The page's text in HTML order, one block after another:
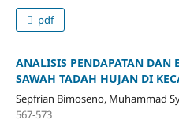
pdf
ANALISIS PENDAPATAN DAN
SAWAH TADAH HUJAN DI
Sepfrian Bimoseno, Muhammad
567-573